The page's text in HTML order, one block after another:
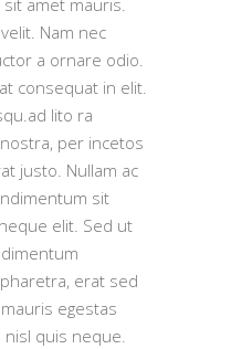
amet mauris.
Nam nec
a ornare odio.
consequat in elit.
lito ra
per incetos
justo. Nullam ac
sit
elit. Sed ut
erat sed
egestas
nisl quis neque.